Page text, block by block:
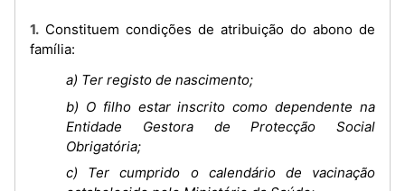
1. Constituem condições de atribuição do abono de
família:
a) Ter registo de nascimento;
b) O filho estar inscrito como dependente na
Entidade Gestora de Protecção Social
Obrigatória;
c) Ter cumprido o calendário de vacinação